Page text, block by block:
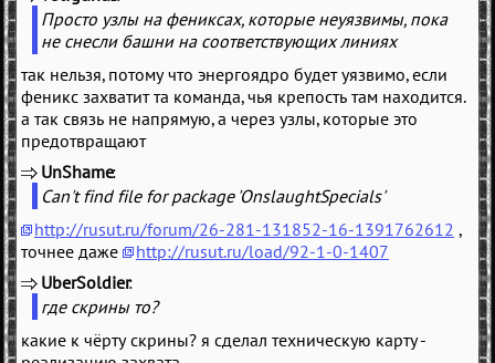
Просто узлы на фениксах, которые неуязвимы, пока
не снесли башни на соответствующих линиях
так нельзя, потому что энергоядро будет уязвимо, если
феникс захватит та команда, чья крепость там находится.
а так связь не напрямую, а через узлы, которые это
предотвращают
UnShame
Can't find file for package 'OnslaughtSpecials'
http://rusut.ru/forum/26-281-131852-16-1391762612 ,
точнее даже
http://rusut.ru/load/92-1-0-1407
UberSoldier
где скрины то?
какие к чёрту скрины? я сделал техническую карту -